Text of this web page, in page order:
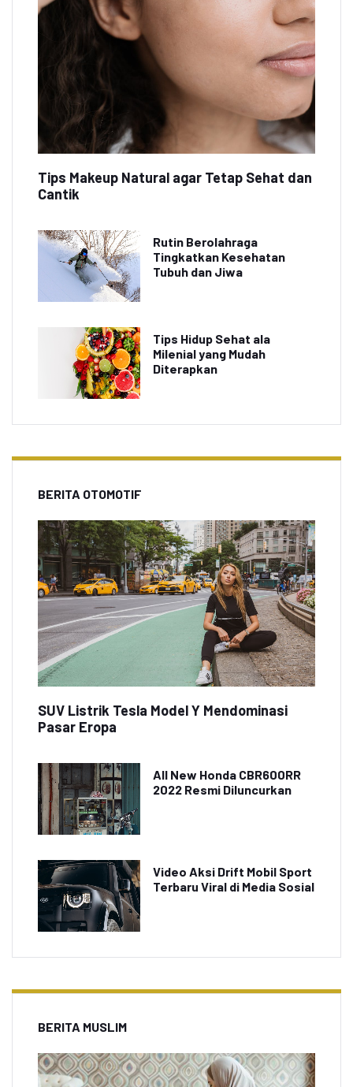
Tips Makeup Natural agar Tetap Sehat dan
Cantik
Rutin Berolahraga
Tingkatkan Kesehatan
Tubuh dan Jiwa
Tips Hidup Sehat ala
Milenial yang Mudah
Diterapkan
BERITA OTOMOTIF
SUV Listrik Tesla Model Y Mendominasi
Pasar Eropa
All New Honda CBR600RR
2022 Resmi Diluncurkan
Video Aksi Drift Mobil Sport
Terbaru Viral di Media Sosial
BERITA MUSLIM